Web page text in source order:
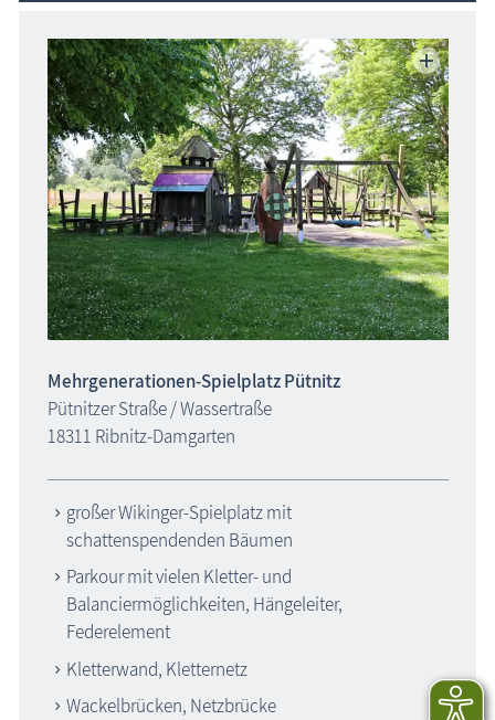
Mehrgenerationen-Spielplatz Pütnitz
Pütnitzer Straße / Wassertraße
18311 Ribnitz-Damgarten
großer Wikinger-Spielplatz mit
schattenspendenden Bäumen
Parkour mit vielen Kletter- und
Balanciermöglichkeiten, Hängeleiter,
Federelement
Kletterwand, Kletternetz
Wackelbrücken, Netzbrücke